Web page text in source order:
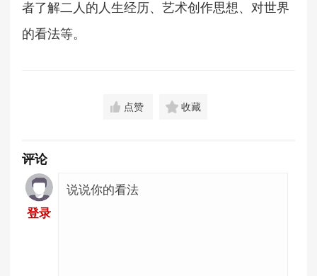
者了解二人的人生经历、艺术创作思想、对世界
的看法等。
点赞 收藏
评论
登录